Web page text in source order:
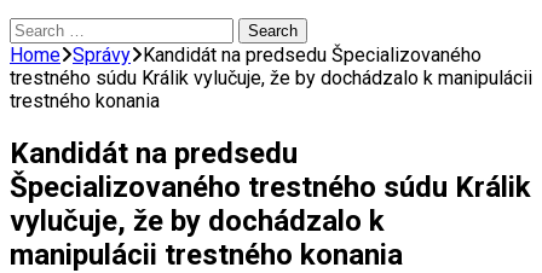
Search
for:
Home Správy Kandidát na predsedu Špecializovaného
trestného súdu Králik vylučuje, že by dochádzalo k manipulácii
trestného konania
Kandidát na predsedu
Špecializovaného trestného súdu Králik
vylučuje, že by dochádzalo k
manipulácii trestného konania